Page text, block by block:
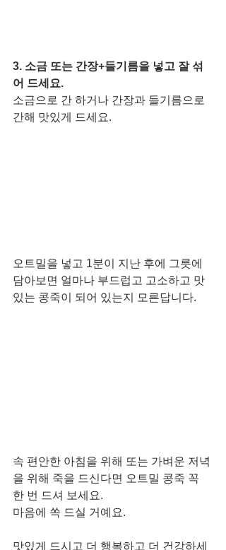
3. 소금 또는 간장+들기름을 넣고 잘 섞
어 드세요.
소금으로 간 하거나 간장과 들기름으로
간해 맛있게 드세요.
오트밀을 넣고 1분이 지난 후에 그릇에
담아보면 얼마나 부드럽고 고소하고 맛
있는 콩죽이 되어 있는지 모른답니다.
속 편안한 아침을 위해 또는 가벼운 저녁
을 위해 죽을 드신다면 오트밀 콩죽 꼭
한 번 드셔 보세요.
마음에 쏙 드실 거예요.
맛있게 드시고 더 행복하고 더 건강하세